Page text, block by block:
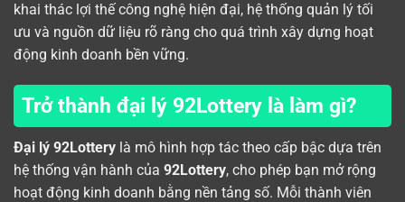
khai thác lợi thế công nghệ hiện đại, hệ thống quản lý tối
ưu và nguồn dữ liệu rõ ràng cho quá trình xây dựng hoạt
động kinh doanh bền vững.
Trở thành đại lý 92Lottery là làm gì?
Đại lý 92Lottery là mô hình hợp tác theo cấp bậc dựa trên
hệ thống vận hành của 92Lottery, cho phép bạn mở rộng
hoạt động kinh doanh bằng nền tảng số. Mỗi thành viên